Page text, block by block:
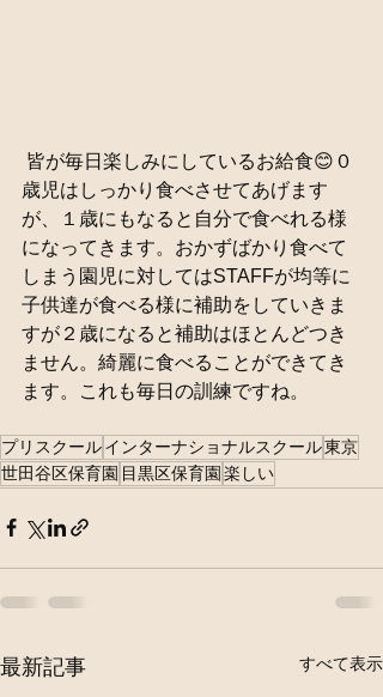
歳児はしっかり食べさせてあげます
が、１歳にもなると自分で食べれる様
になってきます。おかずばかり食べて
しまう園児に対してはSTAFFが均等に
子供達が食べる様に補助をしていきま
すが２歳になると補助はほとんどつき
ません。綺麗に食べることができてき
ます。これも毎日の訓練ですね。
プリスクールインターナショナルスクール東京
世田谷区保育園 目黒区保育園 楽しい
最新記事 すべて表示